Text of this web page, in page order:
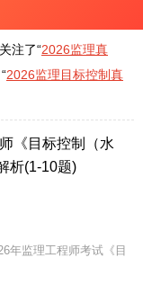
注了“2026监理真
2026监理目标控制真
《目标控制（水
析(1-10题)
年监理工程师考试《目